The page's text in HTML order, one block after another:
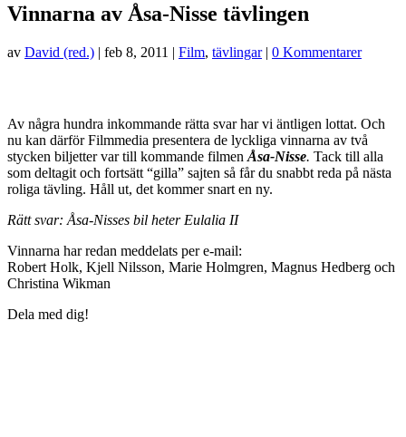
Vinnarna av Åsa-Nisse tävlingen
av David (red.) | feb 8, 2011 | Film, tävlingar| 0 Kommentarer
Av några hundra inkommande rätta svar har vi äntligen lottat. Och
nu kan därför Filmmedia presentera de lyckliga vinnarna av två
stycken biljetter var till kommande filmen Åsa-Nisse. Tack till alla
som deltagit och fortsätt “gilla” sajten så får du snabbt reda på nästa
roliga tävling. Håll ut, det kommer snart en ny.
Rätt svar: Åsa-Nisses bil heter Eulalia II
Vinnarna har redan meddelats per e-mail:
Robert Holk, Kjell Nilsson, Marie Holmgren, Magnus Hedberg och
Christina Wikman
Dela med dig!